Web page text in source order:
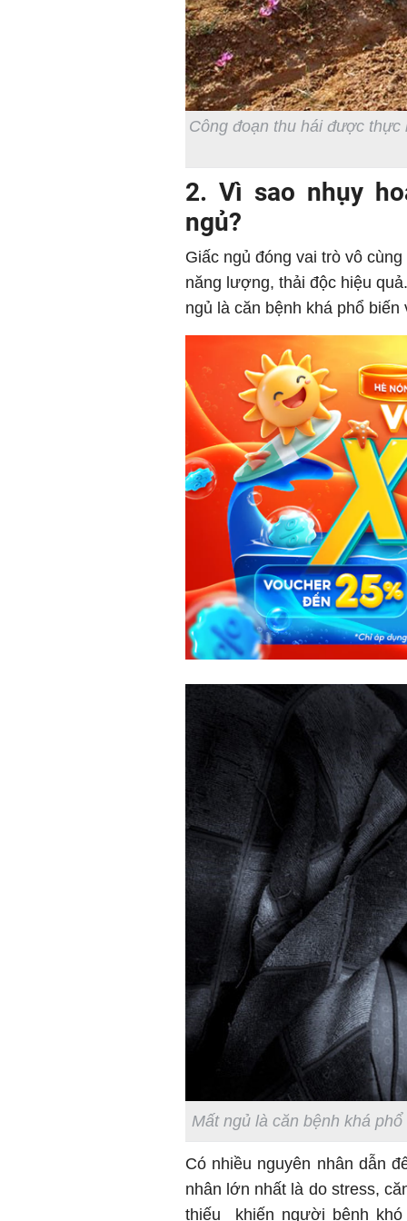
Công đoạn thu hái được
2. Vì sao nhụy
ngủ?
Giấc ngủ đóng vai trò vô
năng lượng, thải độc hiệu
ngủ là căn bệnh khá phổ
Mất ngủ là căn bệnh khá
Có nhiều nguyên nhân dẫn
nhân lớn nhất là do stress,
thiếu khiến người bệnh